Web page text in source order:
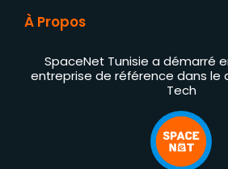
À Propos
SpaceNet Tunisie a démarré
entreprise de référence dans le
Tech